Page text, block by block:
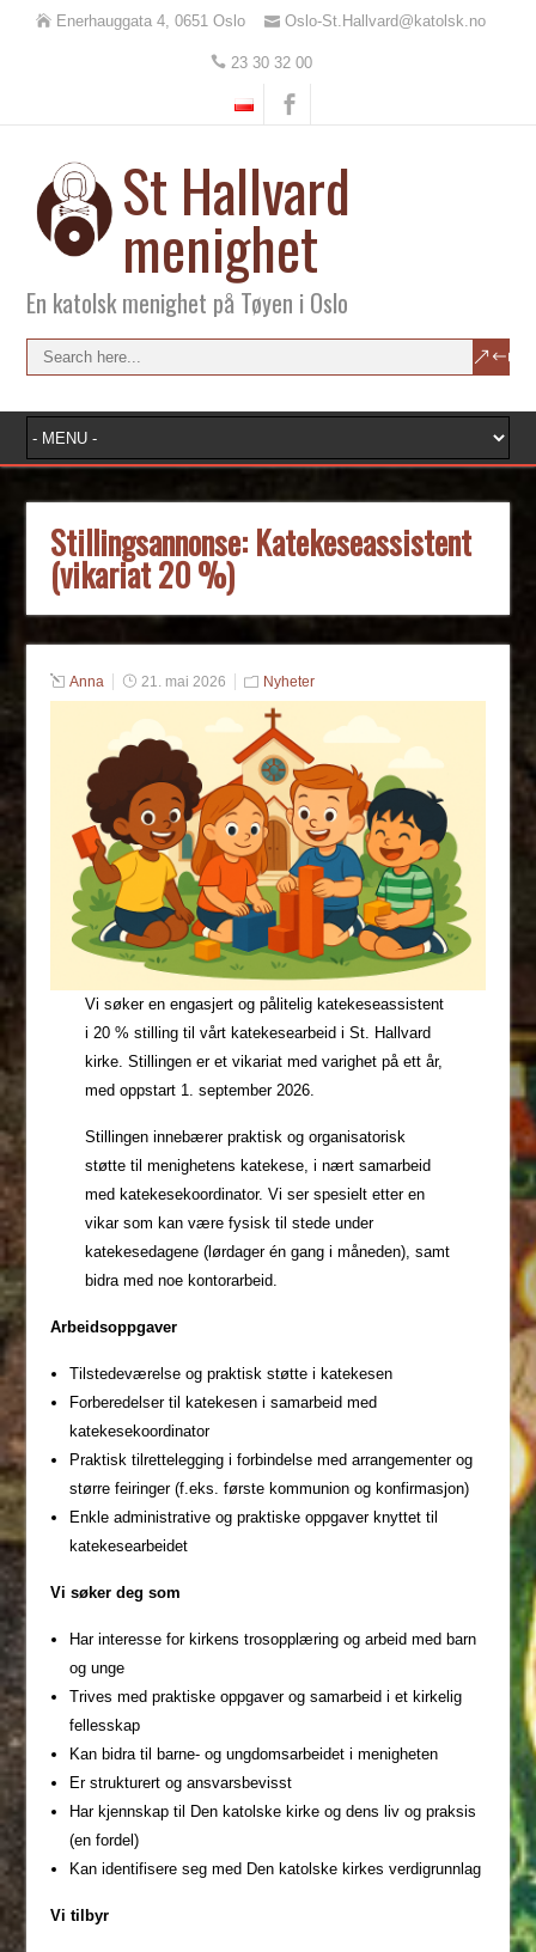
Enerhauggata 4, 0651 Oslo Oslo-St.Hallvard@katolsk.no
23 30 32 00
St Hallvard
menighet
En katolsk menighet på Tøyen i Oslo
Stillingsannonse: Katekeseassistent
(vikariat 20 %)
Anna 21. mai 2026 Nyheter
Vi søker en engasjert og pålitelig katekeseassistent
i 20 % stilling til vårt katekesearbeid i St. Hallvard
kirke. Stillingen er et vikariat med varighet på ett år,
med oppstart 1. september 2026.
Stillingen innebærer praktisk og organisatorisk
støtte til menighetens katekese, i nært samarbeid
med katekesekoordinator. Vi ser spesielt etter en
vikar som kan være fysisk til stede under
katekesedagene (lørdager én gang i måneden), samt
bidra med noe kontorarbeid.
Arbeidsoppgaver
Tilstedeværelse og praktisk støtte i katekesen
Forberedelser til katekesen i samarbeid med
katekesekoordinator
Praktisk tilrettelegging i forbindelse med arrangementer og
større feiringer (f.eks. første kommunion og konfirmasjon)
Enkle administrative og praktiske oppgaver knyttet til
katekesearbeidet
Vi søker deg som
Har interesse for kirkens trosopplæring og arbeid med barn
og unge
Trives med praktiske oppgaver og samarbeid i et kirkelig
fellesskap
Kan bidra til barne- og ungdomsarbeidet i menigheten
Er strukturert og ansvarsbevisst
Har kjennskap til Den katolske kirke og dens liv og praksis
(en fordel)
Kan identifisere seg med Den katolske kirkes verdigrunnlag
Vi tilbyr